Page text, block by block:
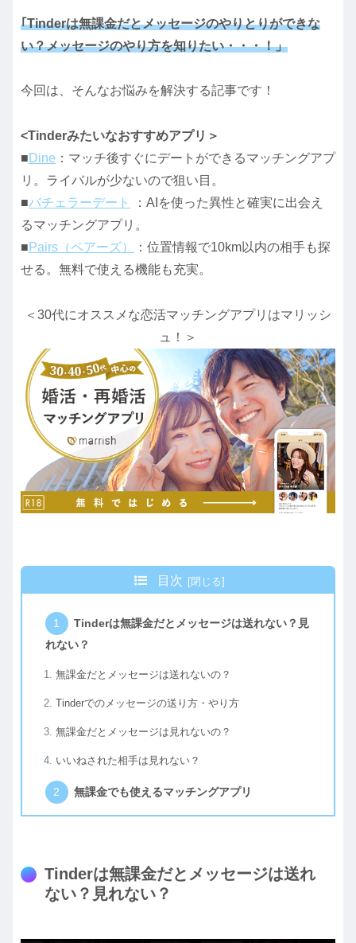
｢Tinderは無課金だとメッセージのやりとりができな
い？メッセージのやり方を知りたい・・・！」
今回は、そんなお悩みを解決する記事です！
<Tinderみたいなおすすめアプリ＞
■ Dine ：マッチ後すぐにデートができるマッチングアプ
リ。ライバルが少ないので狙い目。
■バチェラーデート
：AIを使った異性と確実に出会え
るマッチングアプリ。
■ Pairs（ペアーズ）
：位置情報で10km以内の相手も探
せる。無料で使える機能も充実。
＜30代にオススメな恋活マッチングアプリはマリッシ
ュ！＞
目次
Tinderは無課金だとメッセージは送れない？見
れない？
無課金だとメッセージは送れないの？
Tinderでのメッセージの送り方・やり方
無課金だとメッセージは見れないの？
いいねされた相手は見れない？
無課金でも使えるマッチングアプリ
Tinderは無課金だとメッセージは送れ
ない？見れない？